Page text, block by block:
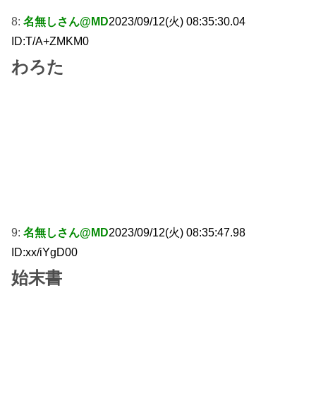
8: 名無しさん@MD2023/09/12(火) 08:35:30.04
ID:T/A+ZMKM0
わろた
9: 名無しさん@MD2023/09/12(火) 08:35:47.98
ID:xx/iYgD00
始末書